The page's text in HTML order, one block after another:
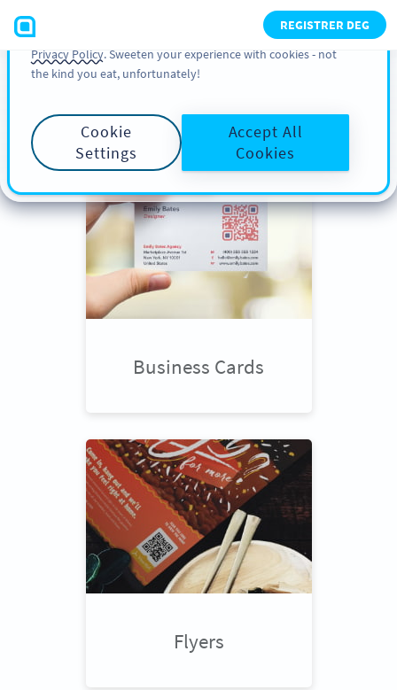
REGISTRER DEG
Scroll down
to see QR Code use
cases
Business Cards
Flyers
You can also find more information about cookies, our
analytic activities and your rights in our
Cookie Policyand
Privacy Policy. Sweeten your experience with cookies - not
the kind you eat, unfortunately!
Cookie
Settings
Accept All
Cookies